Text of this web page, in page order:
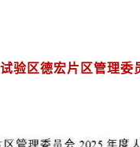
验区德宏片区管理委